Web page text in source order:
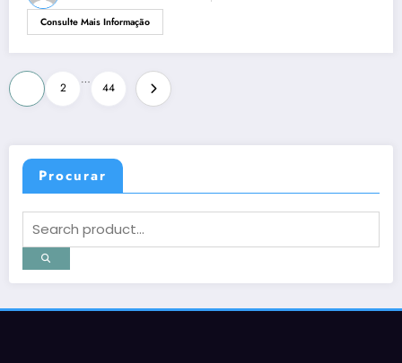
Consulte Mais Informação
Paginação
de
posts
2
…
44
Procurar